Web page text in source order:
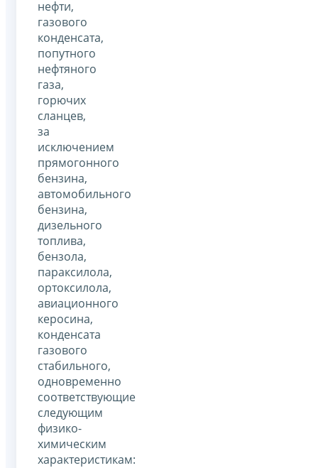
нефти,
газового
конденсата,
попутного
нефтяного
газа,
горючих
сланцев,
за
исключением
прямогонного
бензина,
автомобильного
бензина,
дизельного
топлива,
бензола,
параксилола,
ортоксилола,
авиационного
керосина,
конденсата
газового
стабильного,
одновременно
соответствующие
следующим
физико-
химическим
характеристикам: